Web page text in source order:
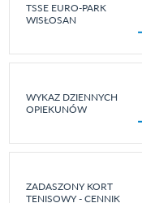
TSSE EURO-PARK
WISŁOSAN
WYKAZ DZIENNYCH
OPIEKUNÓW
ZADASZONY KORT
TENISOWY - CENNIK